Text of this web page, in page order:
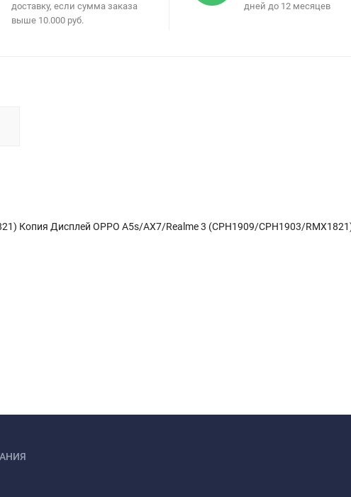
доставку, если сумма заказа
выше 10.000 руб.
дней до 12 месяцев
Копия Дисплей OPPO A5s/AX7/Realme 3 (CPH1909/CPH1903/